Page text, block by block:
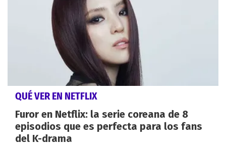
QUÉ VER EN NETFLIX
Furor en Netflix: la serie coreana de 8
episodios que es perfecta para los fans
del K-drama